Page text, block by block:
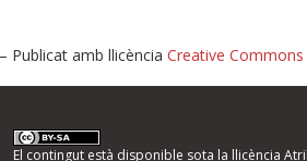
d'errors
– Publicat amb llicència Creative Commons
El contingut està disponible sota la llicència